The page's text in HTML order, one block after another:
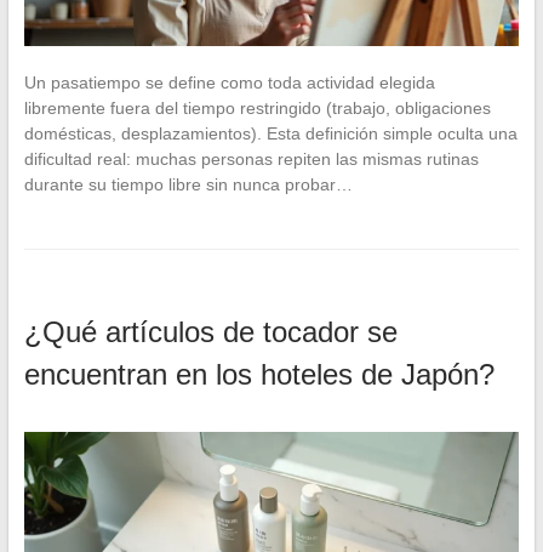
Un pasatiempo se define como toda actividad elegida
libremente fuera del tiempo restringido (trabajo, obligaciones
domésticas, desplazamientos). Esta definición simple oculta una
dificultad real: muchas personas repiten las mismas rutinas
durante su tiempo libre sin nunca probar…
¿Qué artículos de tocador se
encuentran en los hoteles de Japón?